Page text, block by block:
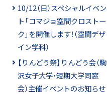
10/12（日）スペシャルイベン
ト「コマジョ空間クロストー
ク」を開催します！（空間デザ
イン学科）
【りんどう祭】りんどう会（駒
沢女子大学・短期大学同窓
会）主催イベントのお知らせ